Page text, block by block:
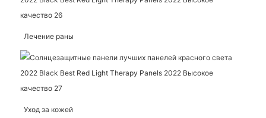
Лечение раны
Уход за кожей